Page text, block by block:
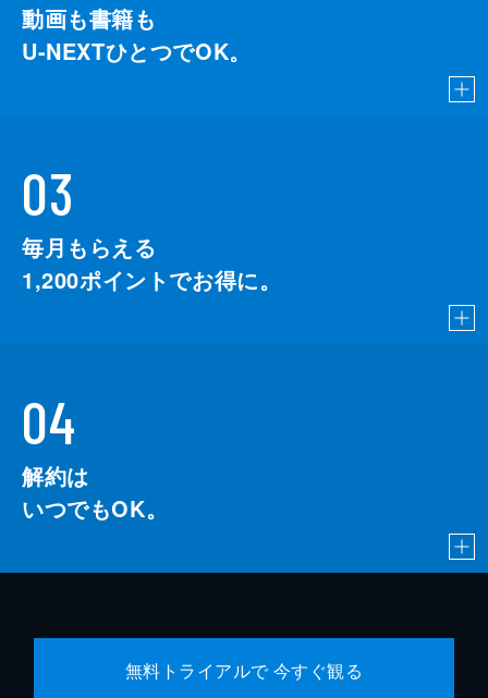
動画も書籍も
U-NEXTひとつでOK。
03
毎月もらえる
1,200ポイントでお得に。
04
解約は
いつでもOK。
無料トライアルで 今すぐ観る